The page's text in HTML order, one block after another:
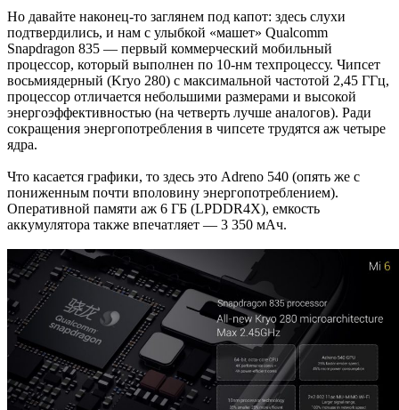
Но давайте наконец-то заглянем под капот: здесь слухи
подтвердились, и нам с улыбкой «машет» Qualcomm
Snapdragon 835 — первый коммерческий мобильный
процессор, который выполнен по 10-нм техпроцессу. Чипсет
восьмиядерный (Kryo 280) с максимальной частотой 2,45 ГГц,
процессор отличается небольшими размерами и высокой
энергоэффективностью (на четверть лучше аналогов). Ради
сокращения энергопотребления в чипсете трудятся аж четыре
ядра.
Что касается графики, то здесь это Adreno 540 (опять же с
пониженным почти вполовину энергопотреблением).
Оперативной памяти аж 6 ГБ (LPDDR4X), емкость
аккумулятора также впечатляет — 3 350 мАч.